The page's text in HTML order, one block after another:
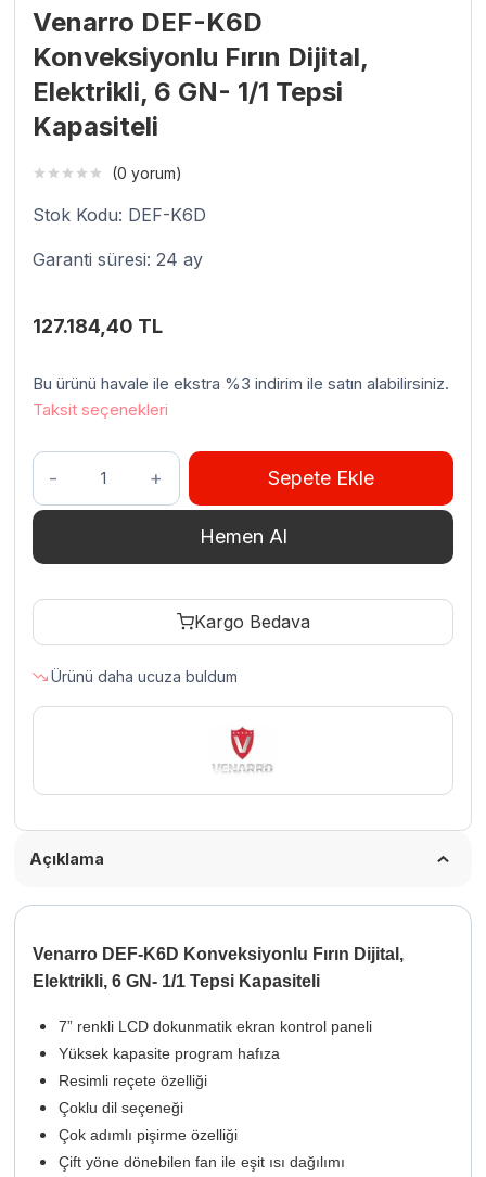
Venarro DEF-K6D
Konveksiyonlu Fırın Dijital,
Elektrikli, 6 GN- 1/1 Tepsi
Kapasiteli
(0 yorum)
Stok Kodu: DEF-K6D
Garanti süresi: 24 ay
127.184,40 TL
Bu ürünü havale ile ekstra %3 indirim ile satın alabilirsiniz.
Taksit seçenekleri
Venarro
K6D
Dijital,
GN-
1/1
adet
Sepete Ekle
Hemen Al
Kargo Bedava
Ürünü daha ucuza buldum
Açıklama
Venarro DEF-K6D Konveksiyonlu Fırın Dijital,
Elektrikli, 6 GN- 1/1 Tepsi Kapasiteli
7” renkli LCD dokunmatik ekran kontrol paneli
Yüksek kapasite program hafıza
Resimli reçete özelliği
Çoklu dil seçeneği
Çok adımlı pişirme özelliği
Çift yöne dönebilen fan ile eşit ısı dağılımı